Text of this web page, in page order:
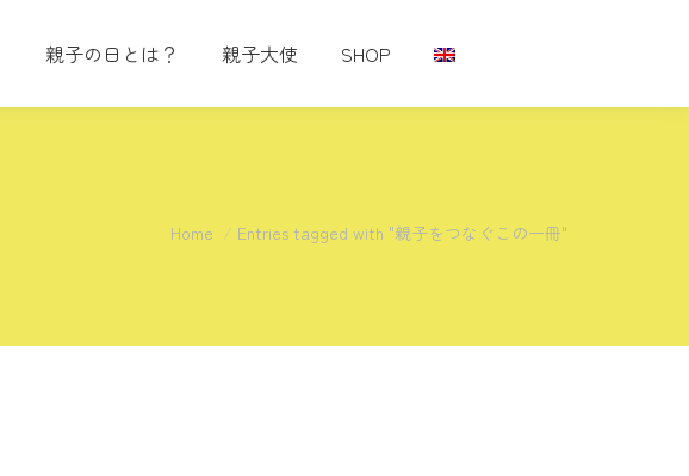
親子の日とは？ 親子大使 SHOP
You are here:
Home Entries tagged with "親子をつなぐこの一冊"